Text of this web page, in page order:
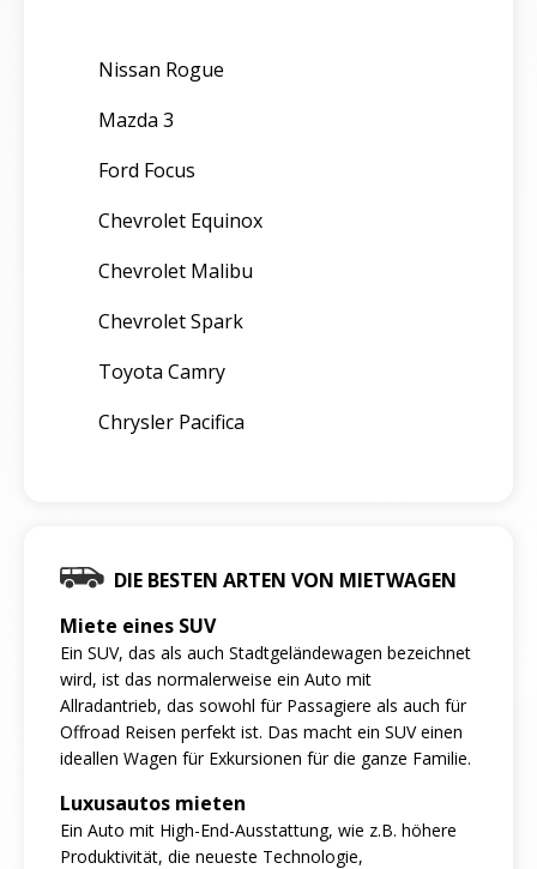
Nissan Rogue
Mazda 3
Ford Focus
Chevrolet Equinox
Chevrolet Malibu
Chevrolet Spark
Toyota Camry
Chrysler Pacifica
DIE BESTEN ARTEN VON MIETWAGEN
Miete eines SUV
Ein SUV, das als auch Stadtgeländewagen bezeichnet
wird, ist das normalerweise ein Auto mit
Allradantrieb, das sowohl für Passagiere als auch für
Offroad Reisen perfekt ist. Das macht ein SUV einen
ideallen Wagen für Exkursionen für die ganze Familie.
Luxusautos mieten
Ein Auto mit High-End-Ausstattung, wie z.B. höhere
Produktivität, die neueste Technologie,